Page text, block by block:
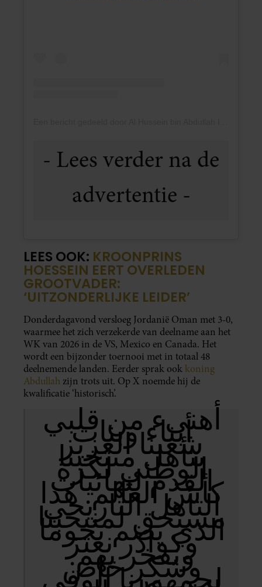
LEES OOK: KROONPRINS
HOESSEIN EERT OVERLEDEN
GROOTVADER:
‘UITZONDERLIJKE LEIDER’
Donderdagavond versloeg Jordanië Oman met 3-0,
waarmee het zich verzekerde van deelname aan het
WK van 2026 in de VS, Mexico en Canada. Het
wordt een bijzonder toernooi met in totaal 48
deelnemende landen. Eerder sprak ook koning
Abdullah zijn trots uit. Op X noemde hij de
kwalificatie ‘historisch’.
أهنىء من قلبي
أبناء وبنات
شعبنا العزيز
بتأهل منتخبنا
الوطني لكرة
القدم لنهائيات
كأس العالم. هذا
التأهل التاريخي
مستحق لمنتخبنا
الذي يضم نجوما
وكوادر نعتز
ونفخر بهم.
وشكر خاص